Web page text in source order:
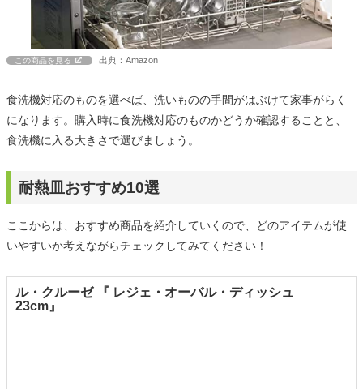
この商品を見る 出典：Amazon
食洗機対応のものを選べば、洗いものの手間がはぶけて家事がらく
になります。購入時に食洗機対応のものかどうか確認することと、
食洗機に入る大きさで選びましょう。
耐熱皿おすすめ10選
ここからは、おすすめ商品を紹介していくので、どのアイテムが使
いやすいか考えながらチェックしてみてください！
ル・クルーゼ 『 レジェ・オーバル・ディッシュ
23cm』